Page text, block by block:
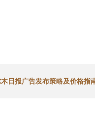
日报广告发布策略及价格指